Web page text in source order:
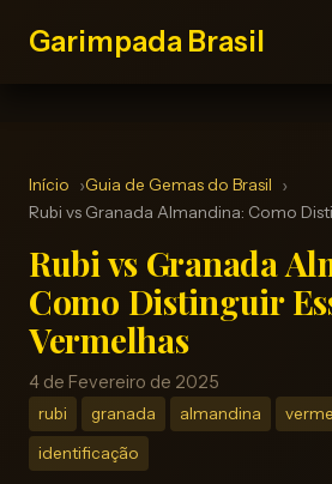
Garimpada Brasil
Início
Guia de Gemas do Brasil
Rubi vs Granada Almandina: Como
Rubi vs Granada
Como Distinguir
Vermelhas
4 de Fevereiro de 2025
rubi granada almandina
identificação